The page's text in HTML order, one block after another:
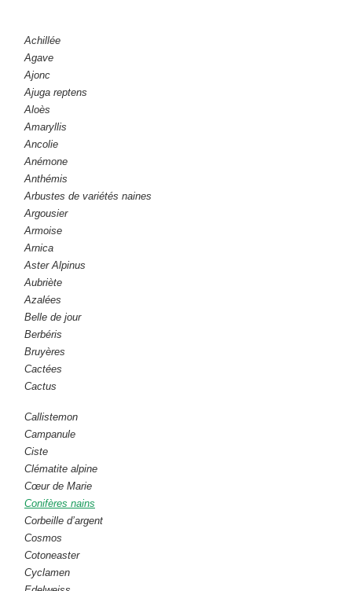
Achillée
Agave
Ajonc
Ajuga reptens
Aloès
Amaryllis
Ancolie
Anémone
Anthémis
Arbustes de variétés naines
Argousier
Armoise
Arnica
Aster Alpinus
Aubriète
Azalées
Belle de jour
Berbéris
Bruyères
Cactées
Cactus
Callistemon
Campanule
Ciste
Clématite alpine
Cœur de Marie
Conifères nains
Corbeille d’argent
Cosmos
Cotoneaster
Cyclamen